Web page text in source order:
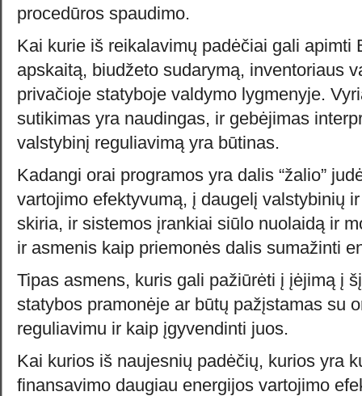
procedūros spaudimo.
Kai kurie iš reikalavimų padėčiai gali apimti
apskaitą, biudžeto sudarymą, inventoriaus
privačioje statyboje valdymo lygmenyje.
sutikimas yra naudingas, ir gebėjimas
valstybinį reguliavimą yra būtinas.
Kadangi orai programos yra dalis “žalio”
vartojimo efektyvumą, į daugelį valstybinių
skiria, ir sistemos įrankiai siūlo nuolaidą ir
ir asmenis kaip priemonės dalis sumažinti
Tipas asmens, kuris gali pažiūrėti į įėjimą į
statybos pramonėje ar būtų pažįstamas su
reguliavimu ir kaip įgyvendinti juos.
Kai kurios iš naujesnių padėčių, kurios yra
finansavimo daugiau energijos vartojimo